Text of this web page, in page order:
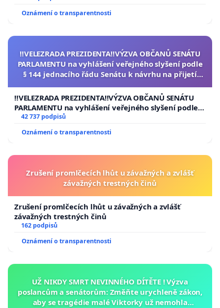
Oznámení o transparentnosti
‼️VELEZRADA PREZIDENTA‼️VÝZVA OBČANŮ SENÁTU
PARLAMENTU na vyhlášení veřejného slyšení podle
§ 144 jednacího řádu Senátu k návrhu na přijetí
republiky
‼️VELEZRADA PREZIDENTA‼️VÝZVA OBČANŮ SENÁTU
PARLAMENTU na vyhlášení veřejného slyšení podle §
144 jednacího řádu Senátu k návrhu na přijetí
usnesení k podání ústavní žaloby na prezidenta
republiky
42 737 podpisů
Oznámení o transparentnosti
Zrušení promlčecích lhůt u závažných a zvlášť
závažných trestných činů
Zrušení promlčecích lhůt u závažných a zvlášť
závažných trestných činů
162 podpisů
Oznámení o transparentnosti
UŽ NIKDY SMRT NEVINNÉHO DÍTĚTE ! Výzva
poslancům a senátorům: Změňte urychleně zákon,
aby se tragédie malé Viktorky už nemohla